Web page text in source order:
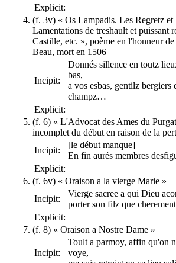
Explicit:
(f. 3v) « Os Lampadis. Les Regretz et
Lamentations de treshault et puissant
Castille, etc. », poème en l'honneur
Beau, mort en 1506
Incipit:
Donnés sillence en toutz
bas,
a vos esbas, gentilz bergiers
champz…
Explicit:
(f. 6) « L'Advocat des Ames du
incomplet du début en raison de la
Incipit:
[le début manque]
En fin aurés membres
Explicit:
(f. 6v) « Oraison a la vierge Marie »
Incipit:
Vierge sacree a qui Dieu
porter son filz que
Explicit:
(f. 8) « Oraison a Nostre Dame »
Incipit:
Toult a parmoy, affin qu'on
voye,